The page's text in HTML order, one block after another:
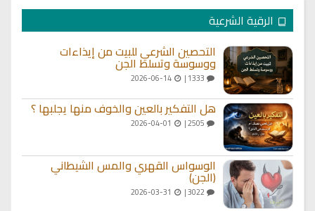
الرقية الشرعية
التحصين الشرعي للبيت من إيذاءات
ووسوسة وتسلط الجن
2026-06-14
هل التفكير بالعين والخوف منها يجلبها ؟
الوسواس القهري والمس الشيطاني
(الجن)